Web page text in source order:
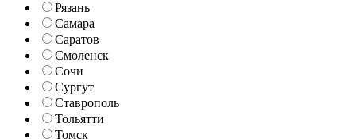
Рязань
Самара
Саратов
Смоленск
Сочи
Сургут
Ставрополь
Тольятти
Томск